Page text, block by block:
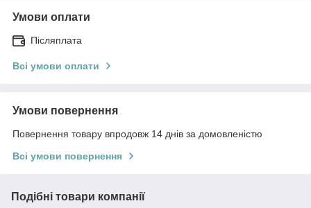
Умови оплати
Післяплата
Всі умови оплати
Умови повернення
Повернення товару впродовж 14 днів за домовленістю
Всі умови повернення
Подібні товари компанії